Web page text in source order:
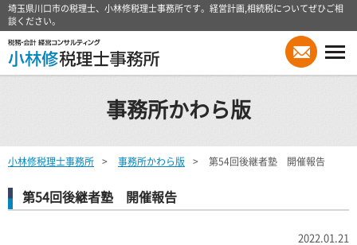
埼玉県川口市の税理士、小林修税理士事務所です。経営計画,相続税についてぜひご相
談ください。
事務所かわら版
小林修税理士事務所 事務所かわら版 第54回後継者塾 開催報告
第54回後継者塾 開催報告
2022.01.21